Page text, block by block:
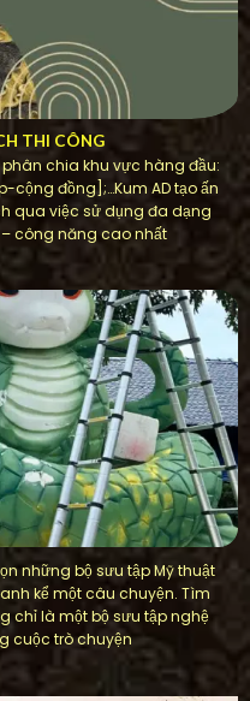
THI CÔNG
chia khu vực hàng đầu:
đồng];…Kum AD tạo ấn
qua việc sử dụng đa dạng
công năng cao nhất
những bộ sưu tập Mỹ thuật
kể một câu chuyện. Tìm
chỉ là một bộ sưu tập nghệ
cuộc trò chuyện